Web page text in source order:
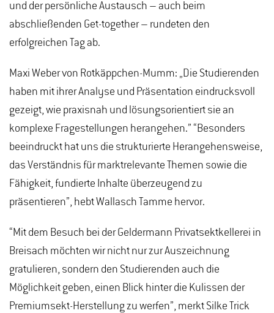
und der persönliche Austausch – auch beim
abschließenden Get-together – rundeten den
erfolgreichen Tag ab.
Maxi Weber von Rotkäppchen-Mumm: „Die Studierenden
haben mit ihrer Analyse und Präsentation eindrucksvoll
gezeigt, wie praxisnah und lösungsorientiert sie an
komplexe Fragestellungen herangehen.” “Besonders
beeindruckt hat uns die strukturierte Herangehensweise,
das Verständnis für marktrelevante Themen sowie die
Fähigkeit, fundierte Inhalte überzeugend zu
präsentieren”, hebt Wallasch Tamme hervor.
“Mit dem Besuch bei der Geldermann Privatsektkellerei in
Breisach möchten wir nicht nur zur Auszeichnung
gratulieren, sondern den Studierenden auch die
Möglichkeit geben, einen Blick hinter die Kulissen der
Premiumsekt-Herstellung zu werfen”, merkt Silke Trick